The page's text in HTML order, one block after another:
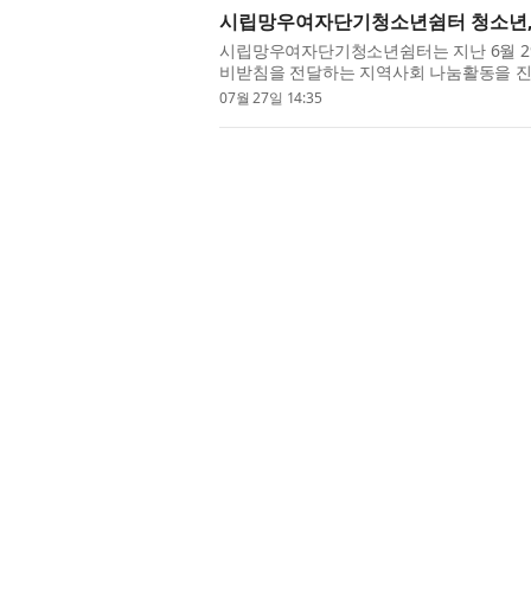
시립망우여자단기청소년쉼터 청소
시립망우여자단기청소년쉼터는 지난 6월
비받침을 전달하는 지역사회 나눔활동을
연계한 사회참여 활동으로 추진됐으며, 입
07월 27일 14:35